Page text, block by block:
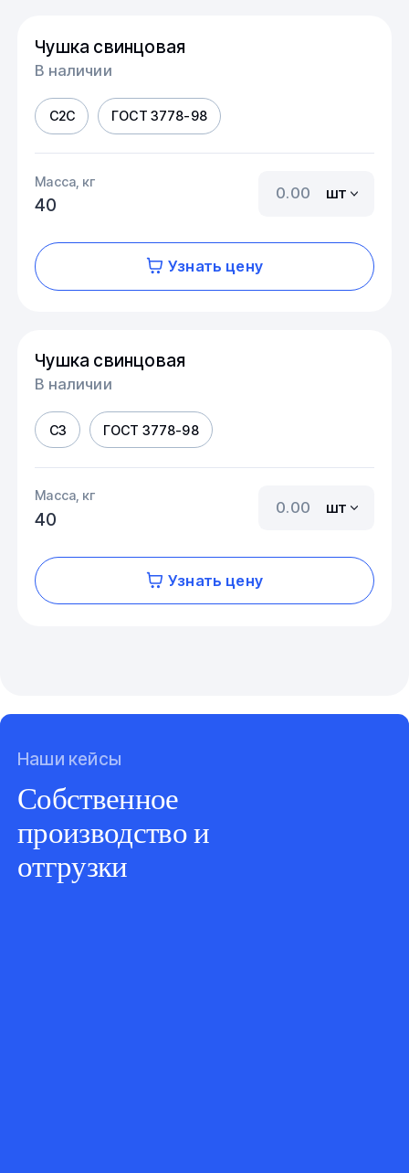
Чушка свинцовая
В наличии
С2С ГОСТ 3778-98
Масса, кг
40
шт
Узнать цену
Чушка свинцовая
В наличии
С3 ГОСТ 3778-98
Масса, кг
40
шт
Узнать цену
Наши кейсы
Собственное
производство и
отгрузки